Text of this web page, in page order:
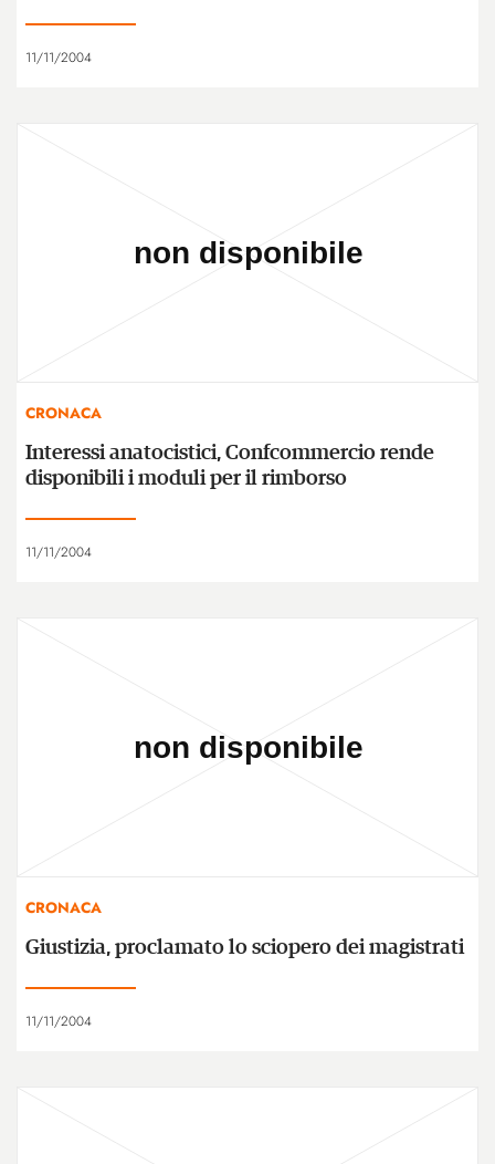
11/11/2004
CRONACA
Interessi anatocistici, Confcommercio rende
disponibili i moduli per il rimborso
11/11/2004
CRONACA
Giustizia, proclamato lo sciopero dei magistrati
11/11/2004